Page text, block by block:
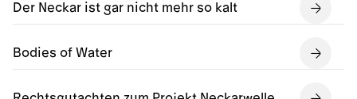
Der Neckar ist gar nicht mehr so kalt
Bodies of Water